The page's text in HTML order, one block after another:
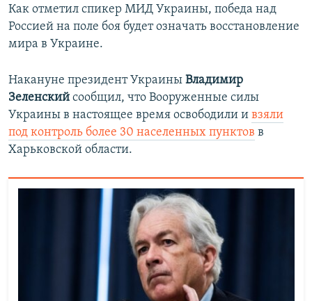
Как отметил спикер МИД Украины, победа над
Россией на поле боя будет означать восстановление
мира в Украине.
Накануне президент Украины Владимир
Зеленский сообщил, что Вооруженные силы
Украины в настоящее время освободили и взяли
под контроль более 30 населенных пунктов в
Харьковской области.